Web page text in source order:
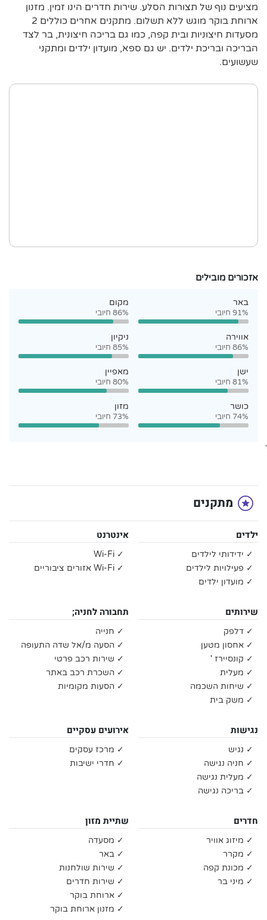
מציעים נוף של תצורות הסלע. שירות חדרים הינו זמין. מזנון
ארוחת בוקר מוגש ללא תשלום. מתקנים אחרים כוללים 2
מסעדות חיצוניות ובית קפה, כמו גם בריכה חיצונית, בר לצד
הבריכה ובריכת ילדים. יש גם ספא, מועדון ילדים ומתקני
שעשועים.
אזכורים מובילים
באר
91% חיובי
מקום
86% חיובי
אווירה
86% חיובי
ניקיון
85% חיובי
ישן
81% חיובי
מאפיין
80% חיובי
כושר
74% חיובי
מזון
73% חיובי
`
מתקנים
ילדים
✓ ידידותי לילדים
✓ פעילויות לילדים
✓ מועדון ילדים
אינטרנט
✓ Wi-Fi
✓ Wi-Fi אזורים ציבוריים
שירותים
✓ דלפק
✓ אחסון מטען
✓ קונסיירז '
✓ מעלית
✓ שיחות השכמה
✓ משק בית
תחבורה לחניה;
✓ חנייה
✓ הסעה מ/אל שדה התעופה
✓ שירות רכב פרטי
✓ השכרת רכב באתר
✓ הסעות מקומיות
נגישות
✓ נגיש
✓ חניה נגישה
✓ מעלית נגישה
✓ בריכה נגישה
אירועים עסקיים
✓ מרכז עסקים
✓ חדרי ישיבות
חדרים
✓ מיזוג אוויר
✓ מקרר
✓ מכונת קפה
✓ מיני בר
שתיית מזון
✓ מסעדה
✓ באר
✓ שירות שולחנות
✓ שירות חדרים
✓ ארוחת בוקר
✓ מזנון ארוחת בוקר